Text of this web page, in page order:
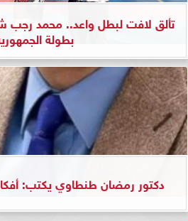
تألق لافت لبطل واعد.. محمد رجب
بطولة
دكتور رمضان طنطاوي يكتب: